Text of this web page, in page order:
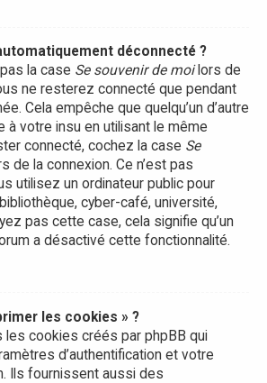
déconnecté ?
la case Se souvenir de moilors de
ne resterez connecté que pendant
Cela empêche que quelqu’un d’autre
à votre insu en utilisant le même
connecté, cochez la case Se
de la connexion. Ce n’est pas
utilisez un ordinateur public pour
cyber-café, université,
pas cette case, cela signifie qu’un
a désactivé cette fonctionnalité.
les cookies » ?
les cookies créés par phpBB qui
d’authentification et votre
Ils fournissent aussi des